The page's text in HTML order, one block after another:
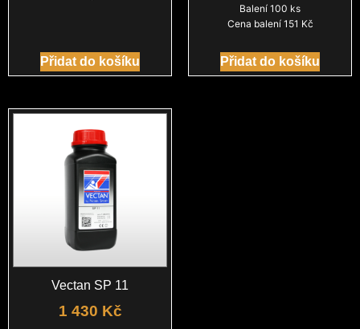
Přidat do košíku
Balení 100 ks
Cena balení 151 Kč
Přidat do košíku
Vectan SP 11
1 430 Kč